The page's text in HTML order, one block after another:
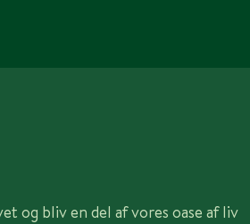
og bliv en del af vores oase af liv